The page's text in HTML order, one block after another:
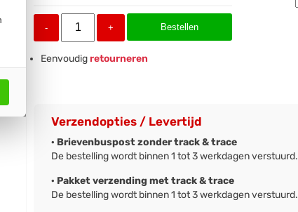
- + Bestellen
Eenvoudigretourneren
Verzendopties / Levertijd
· Brievenbuspost zonder track & trace
De bestelling wordt binnen 1 tot 3 werkdagen verstuurd.
· Pakket verzending met track & trace
De bestelling wordt binnen 1 tot 3 werkdagen verstuurd.